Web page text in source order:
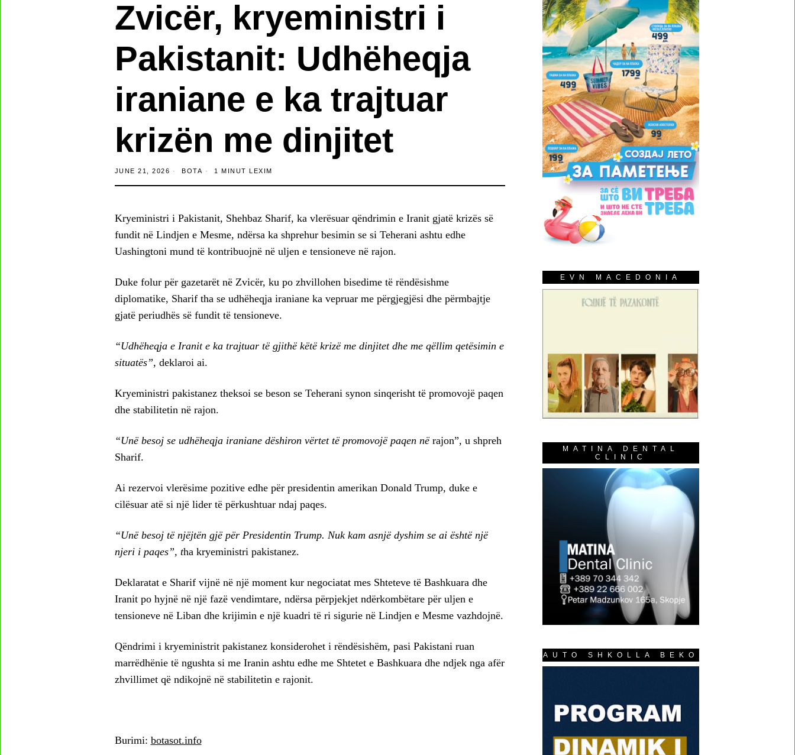
Zvicër, kryeministri i
Pakistanit: Udhëheqja
iraniane e ka trajtuar
krizën me dinjitet
JUNE 21, 2026 BOTA 1 MINUT LEXIM
Kryeministri i Pakistanit, Shehbaz Sharif, ka vlerësuar qëndrimin e Iranit gjatë krizës së
fundit në Lindjen e Mesme, ndërsa ka shprehur besimin se si Teherani ashtu edhe
Uashingtoni mund të kontribuojnë në uljen e tensioneve në rajon.
Duke folur për gazetarët në Zvicër, ku po zhvillohen bisedime të rëndësishme
diplomatike, Sharif tha se udhëheqja iraniane ka vepruar me përgjegjësi dhe përmbajtje
gjatë periudhës së fundit të tensioneve.
“Udhëheqja e Iranit e ka trajtuar të gjithë këtë krizë me dinjitet dhe me qëllim qetësimin e
situatës”, deklaroi ai.
Kryeministri pakistanez theksoi se beson se Teherani synon sinqerisht të promovojë paqen
dhe stabilitetin në rajon.
“Unë besoj se udhëheqja iraniane dëshiron vërtet të promovojë paqen nërajon”, u shpreh
Sharif.
Ai rezervoi vlerësime pozitive edhe për presidentin amerikan Donald Trump, duke e
cilësuar atë si një lider të përkushtuar ndaj paqes.
“Unë besoj të njëjtën gjë për Presidentin Trump. Nuk kam asnjë dyshim se ai është një
njeri i paqes”, tha kryeministri pakistanez.
Deklaratat e Sharif vijnë në një moment kur negociatat mes Shteteve të Bashkuara dhe
Iranit po hyjnë në një fazë vendimtare, ndërsa përpjekjet ndërkombëtare për uljen e
tensioneve në Liban dhe krijimin e një kuadri të ri sigurie në Lindjen e Mesme vazhdojnë.
Qëndrimi i kryeministrit pakistanez konsiderohet i rëndësishëm, pasi Pakistani ruan
marrëdhënie të ngushta si me Iranin ashtu edhe me Shtetet e Bashkuara dhe ndjek nga afër
zhvillimet që ndikojnë në stabilitetin e rajonit.
Burimi: botasot.info
EVN MACEDONIA
MATINA DENTAL
CLINIC
AUTO SHKOLLA BEKO